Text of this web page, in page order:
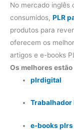
No mercado inglês
consumidos, PLR
produtos para
oferecem os
artigos e e-books
Os melhores
plrdigital
Trabalhador
e-books plrs